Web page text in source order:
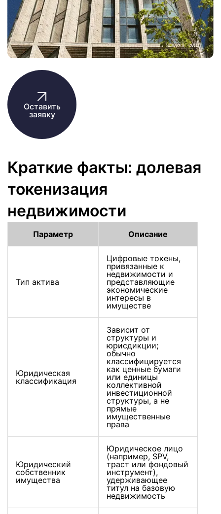
Оставить
заявку
Краткие факты: долевая
токенизация
недвижимости
Параметр Описание
Тип актива
Цифровые токены,
привязанные к
недвижимости и
представляющие
экономические
интересы в
имуществе
Юридическая
классификация
Зависит от
структуры и
юрисдикции;
обычно
классифицируется
как ценные бумаги
или единицы
коллективной
инвестиционной
структуры, а не
прямые
имущественные
права
Юридический
собственник
имущества
Юридическое лицо
(например, SPV,
траст или фондовый
инструмент),
удерживающее
титул на базовую
недвижимость